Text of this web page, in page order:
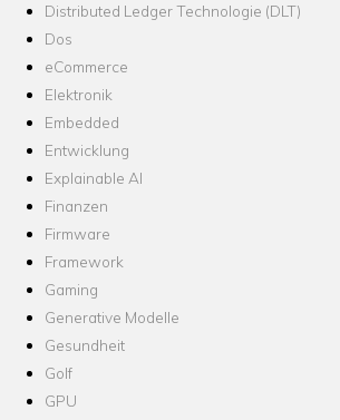
Distributed Ledger Technologie (DLT)
Dos
eCommerce
Elektronik
Embedded
Entwicklung
Explainable AI
Finanzen
Firmware
Framework
Gaming
Generative Modelle
Gesundheit
Golf
GPU